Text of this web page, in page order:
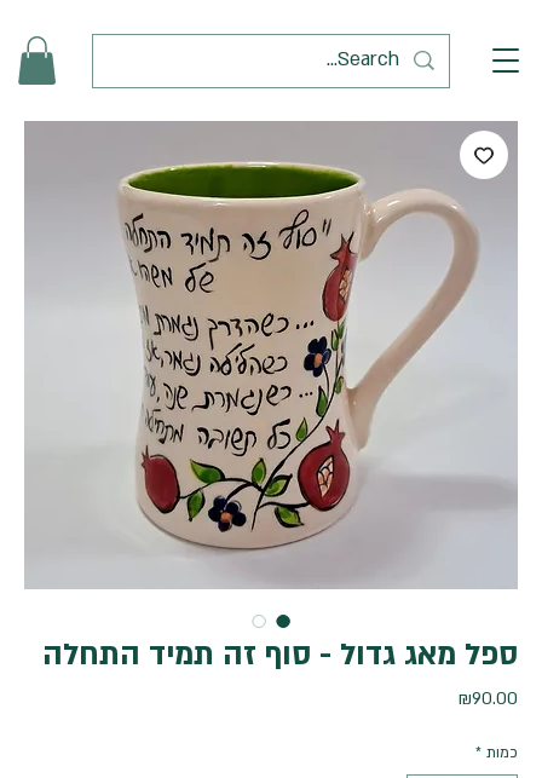
ספל מאג גדול - סוף זה תמיד התחלה
₪90.00
כמות *